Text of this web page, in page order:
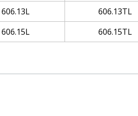
606.13L 606.13TL
606.15L 606.15TL